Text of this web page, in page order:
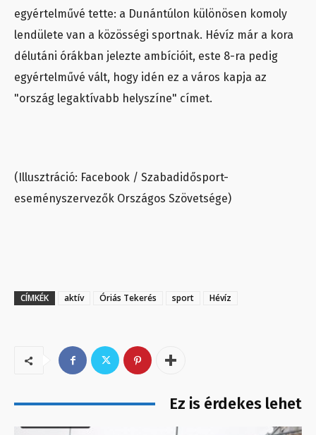
egyértelművé tette: a Dunántúlon különösen komoly
lendülete van a közösségi sportnak. Hévíz már a kora
délutáni órákban jelezte ambícióit, este 8-ra pedig
egyértelművé vált, hogy idén ez a város kapja az
"ország legaktívabb helyszíne" címet.
(Illusztráció: Facebook / Szabadidősport-
eseményszervezők Országos Szövetsége)
CÍMKÉK aktív Óriás Tekerés sport Hévíz
Ez is érdekes lehet